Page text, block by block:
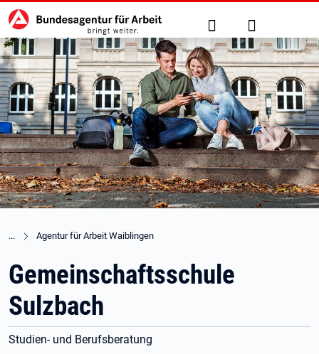
zu den Hauptinhalten springen
Hauptnavigation Suche Anmelden
Agentur für Arbeit Waiblingen
Gemeinschaftsschule
Sulzbach
Studien- und Berufsberatung